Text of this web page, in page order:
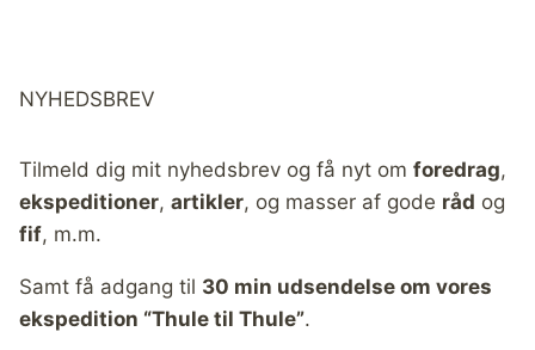
NYHEDSBREV
Tilmeld dig mit nyhedsbrev og få nyt om foredrag,
ekspeditioner, artikler, og masser af gode råd og
fif, m.m.
Samt få adgang til 30 min udsendelse om vores
ekspedition “Thule til Thule”.